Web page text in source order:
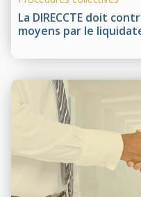
La DIRECCTE doit
moyens par le